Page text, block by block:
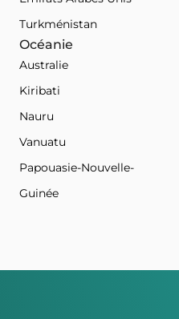
Turkménistan
Océanie
Australie
Kiribati
Nauru
Vanuatu
Papouasie-Nouvelle-
Guinée